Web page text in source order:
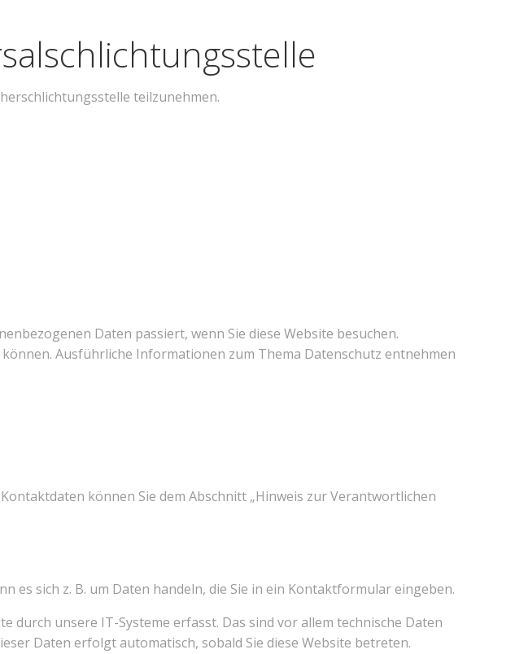
teilzunehmen.
Daten passiert, wenn Sie diese Website besuchen.
Ausführliche Informationen zum Thema Datenschutz entnehmen
können Sie dem Abschnitt „Hinweis zur Verantwortlichen
es sich z. B. um Daten handeln, die Sie in ein Kontaktformular eingeben.
durch unsere IT-Systeme erfasst. Das sind vor allem technische Daten
Daten erfolgt automatisch, sobald Sie diese Website betreten.